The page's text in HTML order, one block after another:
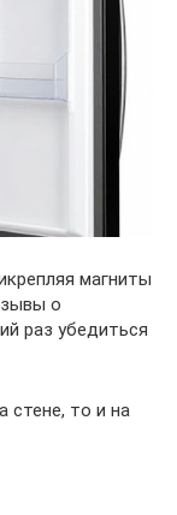
магниты
о
раз убедиться
стене, то и на